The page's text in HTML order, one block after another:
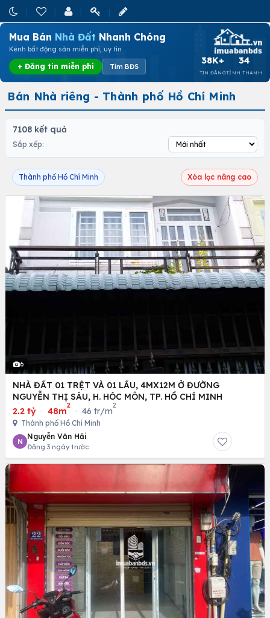
Mua Bán Nhà Đất Nhanh Chóng
Kênh bất động sản miễn phí, uy tín
+ Đăng tin miễn phí Tìm BĐS
38K+
TIN ĐĂNG
34
TỈNH THÀNH
Bán Nhà riêng - Thành phố Hồ Chí Minh
7108 kết quả
Sắp xếp:
Thành phố Hồ Chí Minh Xóa lọc nâng cao
6
NHÀ ĐẤT 01 TRỆT VÀ 01 LẦU, 4MX12M Ở ĐƯỜNG
NGUYỄN THỊ SÁU, H. HÓC MÔN, TP. HỒ CHÍ MINH
2.2 tỷ · 48m
2
· 46 tr/m
2
Thành phố Hồ Chí Minh
N
Nguyễn Văn Hải
Đăng 3 ngày trước